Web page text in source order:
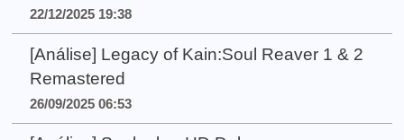
22/12/2025 19:38
[Análise] Legacy of Kain:Soul Reaver 1 & 2
Remastered
26/09/2025 06:53